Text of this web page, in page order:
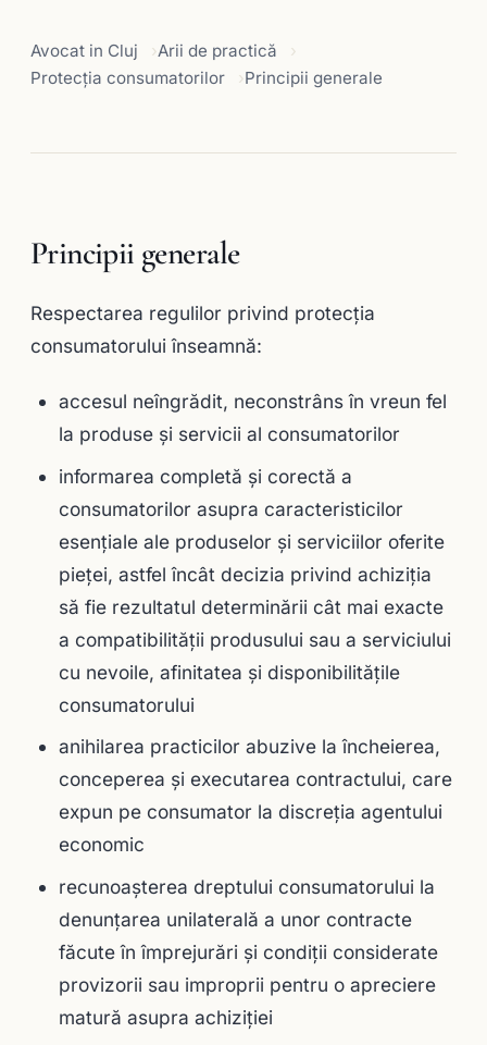
Avocat in Cluj
Arii de practică
Protecția consumatorilor
Principii generale
Principii generale
Respectarea regulilor privind protecţia
consumatorului înseamnă:
accesul neîngrădit, neconstrâns în vreun fel
la produse şi servicii al consumatorilor
informarea completă şi corectă a
consumatorilor asupra caracteristicilor
esenţiale ale produselor şi serviciilor oferite
pieţei, astfel încât decizia privind achiziţia
să fie rezultatul determinării cât mai exacte
a compatibilităţii produsului sau a serviciului
cu nevoile, afinitatea şi disponibilităţile
consumatorului
anihilarea practicilor abuzive la încheierea,
conceperea şi executarea contractului, care
expun pe consumator la discreţia agentului
economic
recunoaşterea dreptului consumatorului la
denunţarea unilaterală a unor contracte
făcute în împrejurări şi condiţii considerate
provizorii sau improprii pentru o apreciere
matură asupra achiziţiei